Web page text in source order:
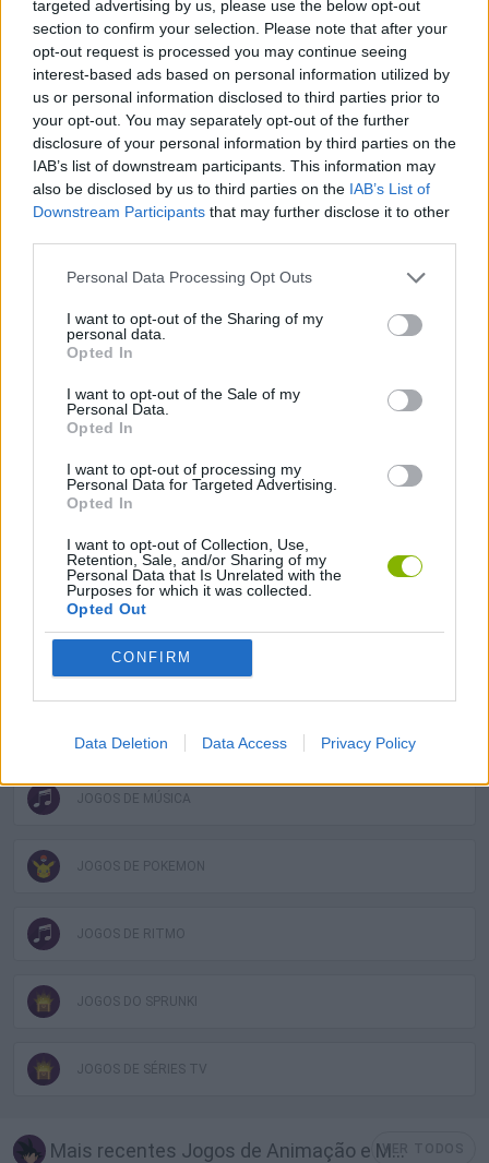
targeted advertising by us, please use the below opt-out
section to confirm your selection. Please note that after your
opt-out request is processed you may continue seeing
interest-based ads based on personal information utilized by
us or personal information disclosed to third parties prior to
your opt-out. You may separately opt-out of the further
disclosure of your personal information by third parties on the
IAB’s list of downstream participants. This information may
also be disclosed by us to third parties on the IAB’s List of
Downstream Participants that may further disclose it to other
Personal Data Processing Opt Outs
I want to opt-out of the Sharing of my
personal data.
Opted In
I want to opt-out of the Sale of my
Personal Data.
Opted In
I want to opt-out of processing my
Personal Data for Targeted Advertising.
Opted In
I want to opt-out of Collection, Use,
Retention, Sale, and/or Sharing of my
Personal Data that Is Unrelated with the
Purposes for which it was collected.
Opted Out
CONFIRM
Data Deletion Data Access Privacy Policy
Visualiza o mundo Pokémon através de um filtro
geométrico, com contornos de néon e paletas de cores
deslumbrantes.
O Sprunki Pokémon But Pyramixed Mod é o local perfeito para
soltar a criatividade, experimentar os sons Pokémon e
mergulhar numa mistura única de nostalgia e distorção. Estás
pronto para criar as batidas mais excitantes e misteriosas da
tua vida?
Etiquetas
JOGOS DE HABILIDADE
COLEÇÕES DE JOGOS
JOGOS INFANTIS
JOGOS CELULAR
JOGOS DE MONSTROS
JOGOS DE MÚSICA
JOGOS DE POKEMON
JOGOS DE RITMO
JOGOS DO SPRUNKI
JOGOS DE SÉRIES TV
Mais recentes Jogos de Animação e MangaVER TODOS